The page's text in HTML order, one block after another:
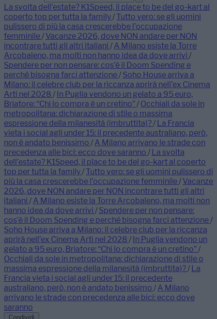
La svolta dell’estate? K1Speed, il place to be del go-kart al
coperto top per tutta la family/ Tutto vero: se gli uomini
pulissero di più la casa crescerebbe l’occupazione
femminile/ Vacanze 2026, dove NON andare per NON
incontrare tutti gli altri italiani / A Milano esiste la Torre
Arcobaleno, ma molti non hanno idea da dove arrivi /
Spendere per non pensare: cos’è il Doom Spending e
perché bisogna farci attenzione/ Soho House arriva a
Milano: il celebre club per la riccanza aprirà nell’ex Cinema
Arti nel 2028 / In Puglia vendono un gelato a 95 euro,
Briatore: “Chi lo compra è un cretino”/ Occhiali da sole in
metropolitana: dichiarazione di stile o massima
espressione della milanesità (imbruttita)?/ La Francia
vieta i social agli under 15: il precedente australiano, però,
non è andato benissimo / A Milano arrivano le strade con
precedenza alle bici: ecco dove saranno / La svolta
dell’estate? K1Speed, il place to be del go-kart al coperto
top per tutta la family/ Tutto vero: se gli uomini pulissero di
più la casa crescerebbe l’occupazione femminile/ Vacanze
2026, dove NON andare per NON incontrare tutti gli altri
italiani / A Milano esiste la Torre Arcobaleno, ma molti non
hanno idea da dove arrivi / Spendere per non pensare:
cos’è il Doom Spending e perché bisogna farci attenzione/
Soho House arriva a Milano: il celebre club per la riccanza
aprirà nell’ex Cinema Arti nel 2028 / In Puglia vendono un
gelato a 95 euro, Briatore: “Chi lo compra è un cretino”/
Occhiali da sole in metropolitana: dichiarazione di stile o
massima espressione della milanesità (imbruttita)?/ La
Francia vieta i social agli under 15: il precedente
australiano, però, non è andato benissimo / A Milano
arrivano le strade con precedenza alle bici: ecco dove
saranno
Condividi